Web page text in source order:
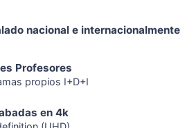
nacional e internacionalmente
Profesores
propios I+D+I
en 4k